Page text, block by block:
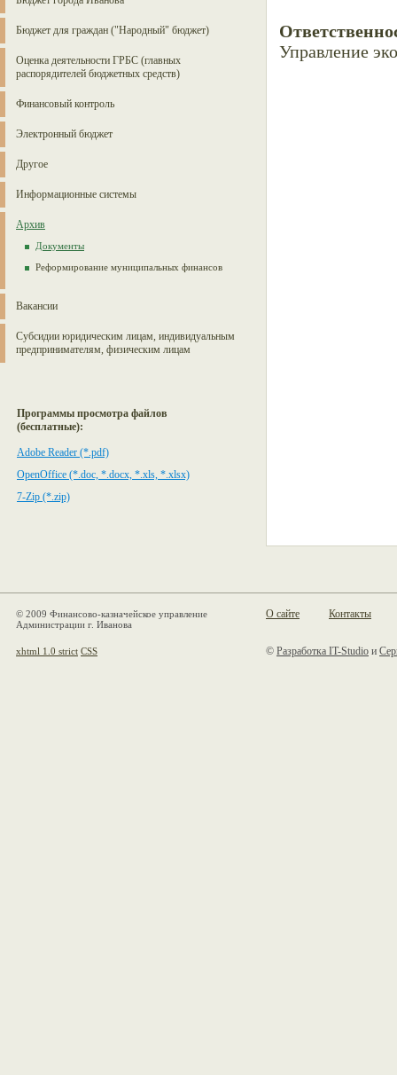
Бюджет для граждан ("Народный" бюджет)
Оценка деятельности ГРБС (главных
распорядителей бюджетных средств)
Финансовый контроль
Электронный бюджет
Другое
Информационные системы
Архив
Документы
Реформирование муниципальных финансов
Вакансии
Субсидии юридическим лицам, индивидуальным
предпринимателям, физическим лицам
Программы просмотра файлов
(бесплатные):
Adobe Reader (*.pdf)
OpenOffice (*.doc, *.docx, *.xls, *.xlsx)
7-Zip (*.zip)
Управление
© 2009 Финансово-казначейское управление
Администрации г. Иванова
О сайте Контакты
© Разработка IT-Studio и
xhtml 1.0 strict CSS